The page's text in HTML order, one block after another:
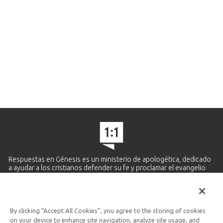
Respuestas en Génesis es un ministerio de apologética, dedicado
a ayudar a los cristianos defender su fe y proclamar el evangelio
Ministerio Hispano y Latinoamericano
By clicking “Accept All Cookies”, you agree to the storing of cookies
on your device to enhance site navigation, analyze site usage, and